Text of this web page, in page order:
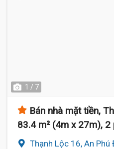
1 / 7
Bán nhà mặt tiền,
83.4 m² (4m x 27m), 2
Thạnh Lộc 16, An Phú